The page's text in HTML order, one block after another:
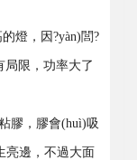
，因?yàn)閭?
，功率大了
膠，膠會(huì)吸
亮邊，不過大面